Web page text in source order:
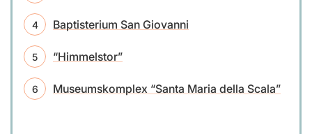
Baptisterium San Giovanni
“Himmelstor”
Museumskomplex “Santa Maria della Scala”